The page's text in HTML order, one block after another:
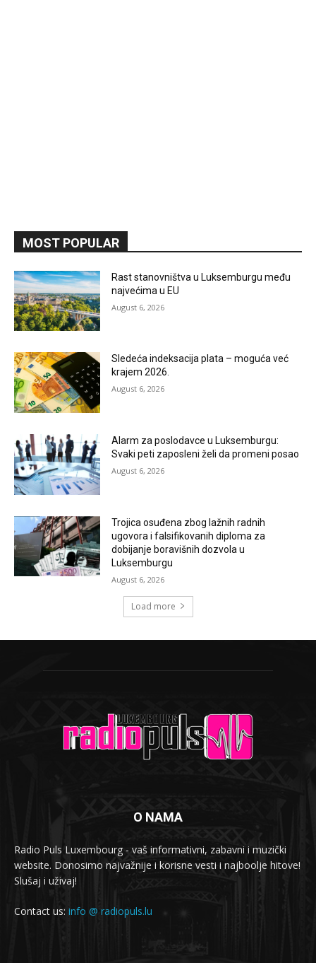
MOST POPULAR
Rast stanovništva u Luksemburgu među
najvećima u EU
August 6, 2026
Sledeća indeksacija plata – moguća već
krajem 2026.
August 6, 2026
Alarm za poslodavce u Luksemburgu:
Svaki peti zaposleni želi da promeni posao
August 6, 2026
Trojica osuđena zbog lažnih radnih
ugovora i falsifikovanih diploma za
dobijanje boravišnih dozvola u
Luksemburgu
August 6, 2026
Load more
O NAMA
Radio Puls Luxembourg - vaš informativni, zabavni i muzički
website. Donosimo najvažnije i korisne vesti i najboolje hitove!
Slušaj i uživaj!
Contact us: info @ radiopuls.lu